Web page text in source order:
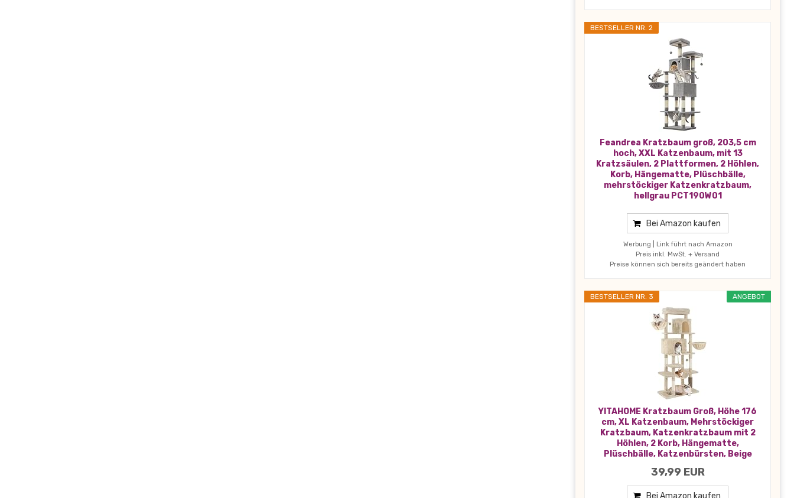
BESTSELLER NR. 2
Feandrea Kratzbaum groß, 203,5 cm
hoch, XXL Katzenbaum, mit 13
Kratzsäulen, 2 Plattformen, 2 Höhlen,
Korb, Hängematte, Plüschbälle,
mehrstöckiger Katzenkratzbaum,
hellgrau PCT190W01
Bei Amazon kaufen
Werbung | Link führt nach Amazon
Preis inkl. MwSt. + Versand
Preise können sich bereits geändert haben
ANGEBOT
BESTSELLER NR. 3
YITAHOME Kratzbaum Groß, Höhe 176
cm, XL Katzenbaum, Mehrstöckiger
Kratzbaum, Katzenkratzbaum mit 2
Höhlen, 2 Korb, Hängematte,
Plüschbälle, Katzenbürsten, Beige
39,99 EUR
Bei Amazon kaufen